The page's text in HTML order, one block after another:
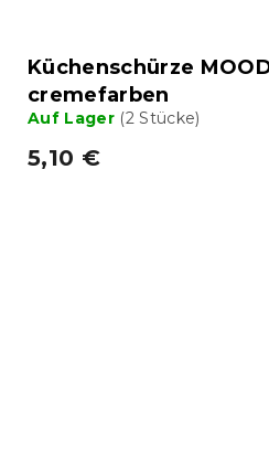
Küchenschürze
cremefarben
Auf Lager (2 Stücke)
5,10 €